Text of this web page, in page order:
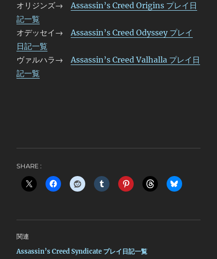
オリジンズ→Assassin’s Creed Origins プレイ日
記一覧
オデッセイ→Assassin’s Creed Odyssey プレイ
日記一覧
ヴァルハラ→Assassin’s Creed Valhalla プレイ日
記一覧
SHARE :
関連
Assassin’s Creed Syndicate プレイ日記一覧